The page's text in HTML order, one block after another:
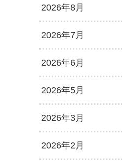
2026年8月
2026年7月
2026年6月
2026年5月
2026年3月
2026年2月